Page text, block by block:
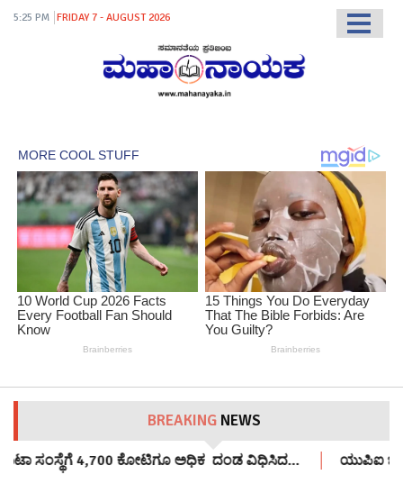
5:25 PM FRIDAY 7 - AUGUST 2026
BREAKING NEWS
ಸಂಸ್ಥೆಗೆ 4,700 ಕೋಟಿಗೂ ಅಧಿಕ ದಂಡ ವಿಧಿಸಿದ… ಯುಪಿಐ